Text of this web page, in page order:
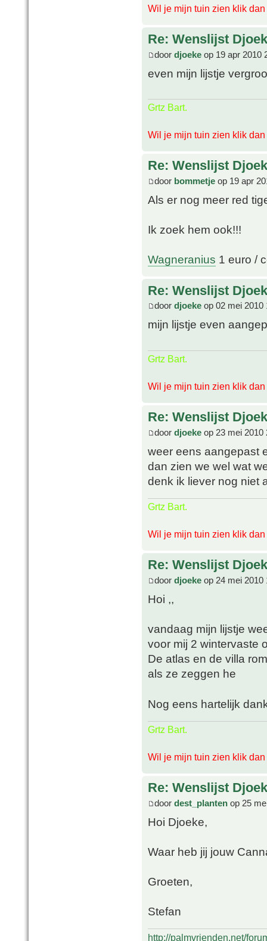
Wil je mijn tuin zien klik dan
Re: Wenslijst
door djoeke op 19 apr 2010
even mijn lijstje
Grtz Bart.
Wil je mijn tuin zien klik dan
Re: Wenslijst
door bommetje op 19 apr
Als er nog meer red
Ik zoek hem ook!!!
Wagneranius 1 euro /
Re: Wenslijst
door djoeke op 02 mei 2010
mijn lijstje even
Grtz Bart.
Wil je mijn tuin zien klik dan
Re: Wenslijst
door djoeke op 23 mei 2010
weer eens aangepast
dan zien we wel wat
denk ik liever nog niet
Grtz Bart.
Wil je mijn tuin zien klik dan
Re: Wenslijst
door djoeke op 24 mei 2010
Hoi ,,
vandaag mijn lijstje
voor mij 2 wintervaste
De atlas en de villa
als ze zeggen he
Nog eens hartelijk
Grtz Bart.
Wil je mijn tuin zien klik dan
Re: Wenslijst
door dest_planten op 25
Hoi Djoeke,
Waar heb jij jouw
Groeten,
Stefan
http://palmvrienden.net/